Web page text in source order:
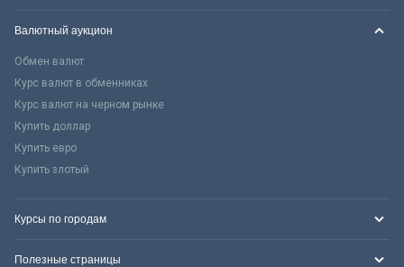
Валютный аукцион
Обмен валют
Курс валют в обменниках
Курс валют на черном рынке
Купить доллар
Купить евро
Купить злотый
Курсы по городам
Полезные страницы